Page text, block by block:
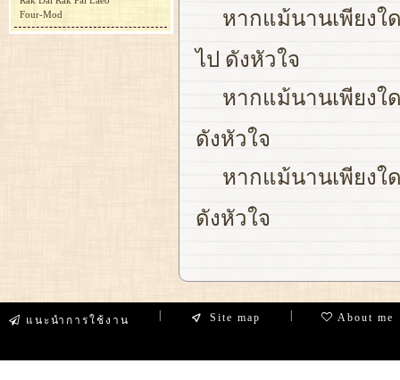
หากแม้นานเพียงใ
ไป ดังหัวใจ
หากแม้นานเพียงใ
ดังหัวใจ
หากแม้นานเพียงใ
ดังหัวใจ
Four-Mod
แนะนำการใช้งาน Site map About me